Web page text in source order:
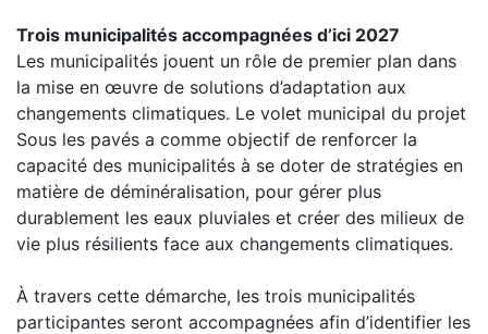
Trois municipalités accompagnées d’ici 2027
Les municipalités jouent un rôle de premier plan dans
la mise en œuvre de solutions d’adaptation aux
changements climatiques. Le volet municipal du projet
Sous les pavés a comme objectif de renforcer la
capacité des municipalités à se doter de stratégies en
matière de déminéralisation, pour gérer plus
durablement les eaux pluviales et créer des milieux de
vie plus résilients face aux changements climatiques.
À travers cette démarche, les trois municipalités
participantes seront accompagnées afin d’identifier les